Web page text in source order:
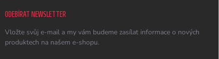
ODEBÍRAT NEWSLETTER
Vložte svůj e-mail a my vám budeme zasílat informace o nových
produktech na našem e-shopu.